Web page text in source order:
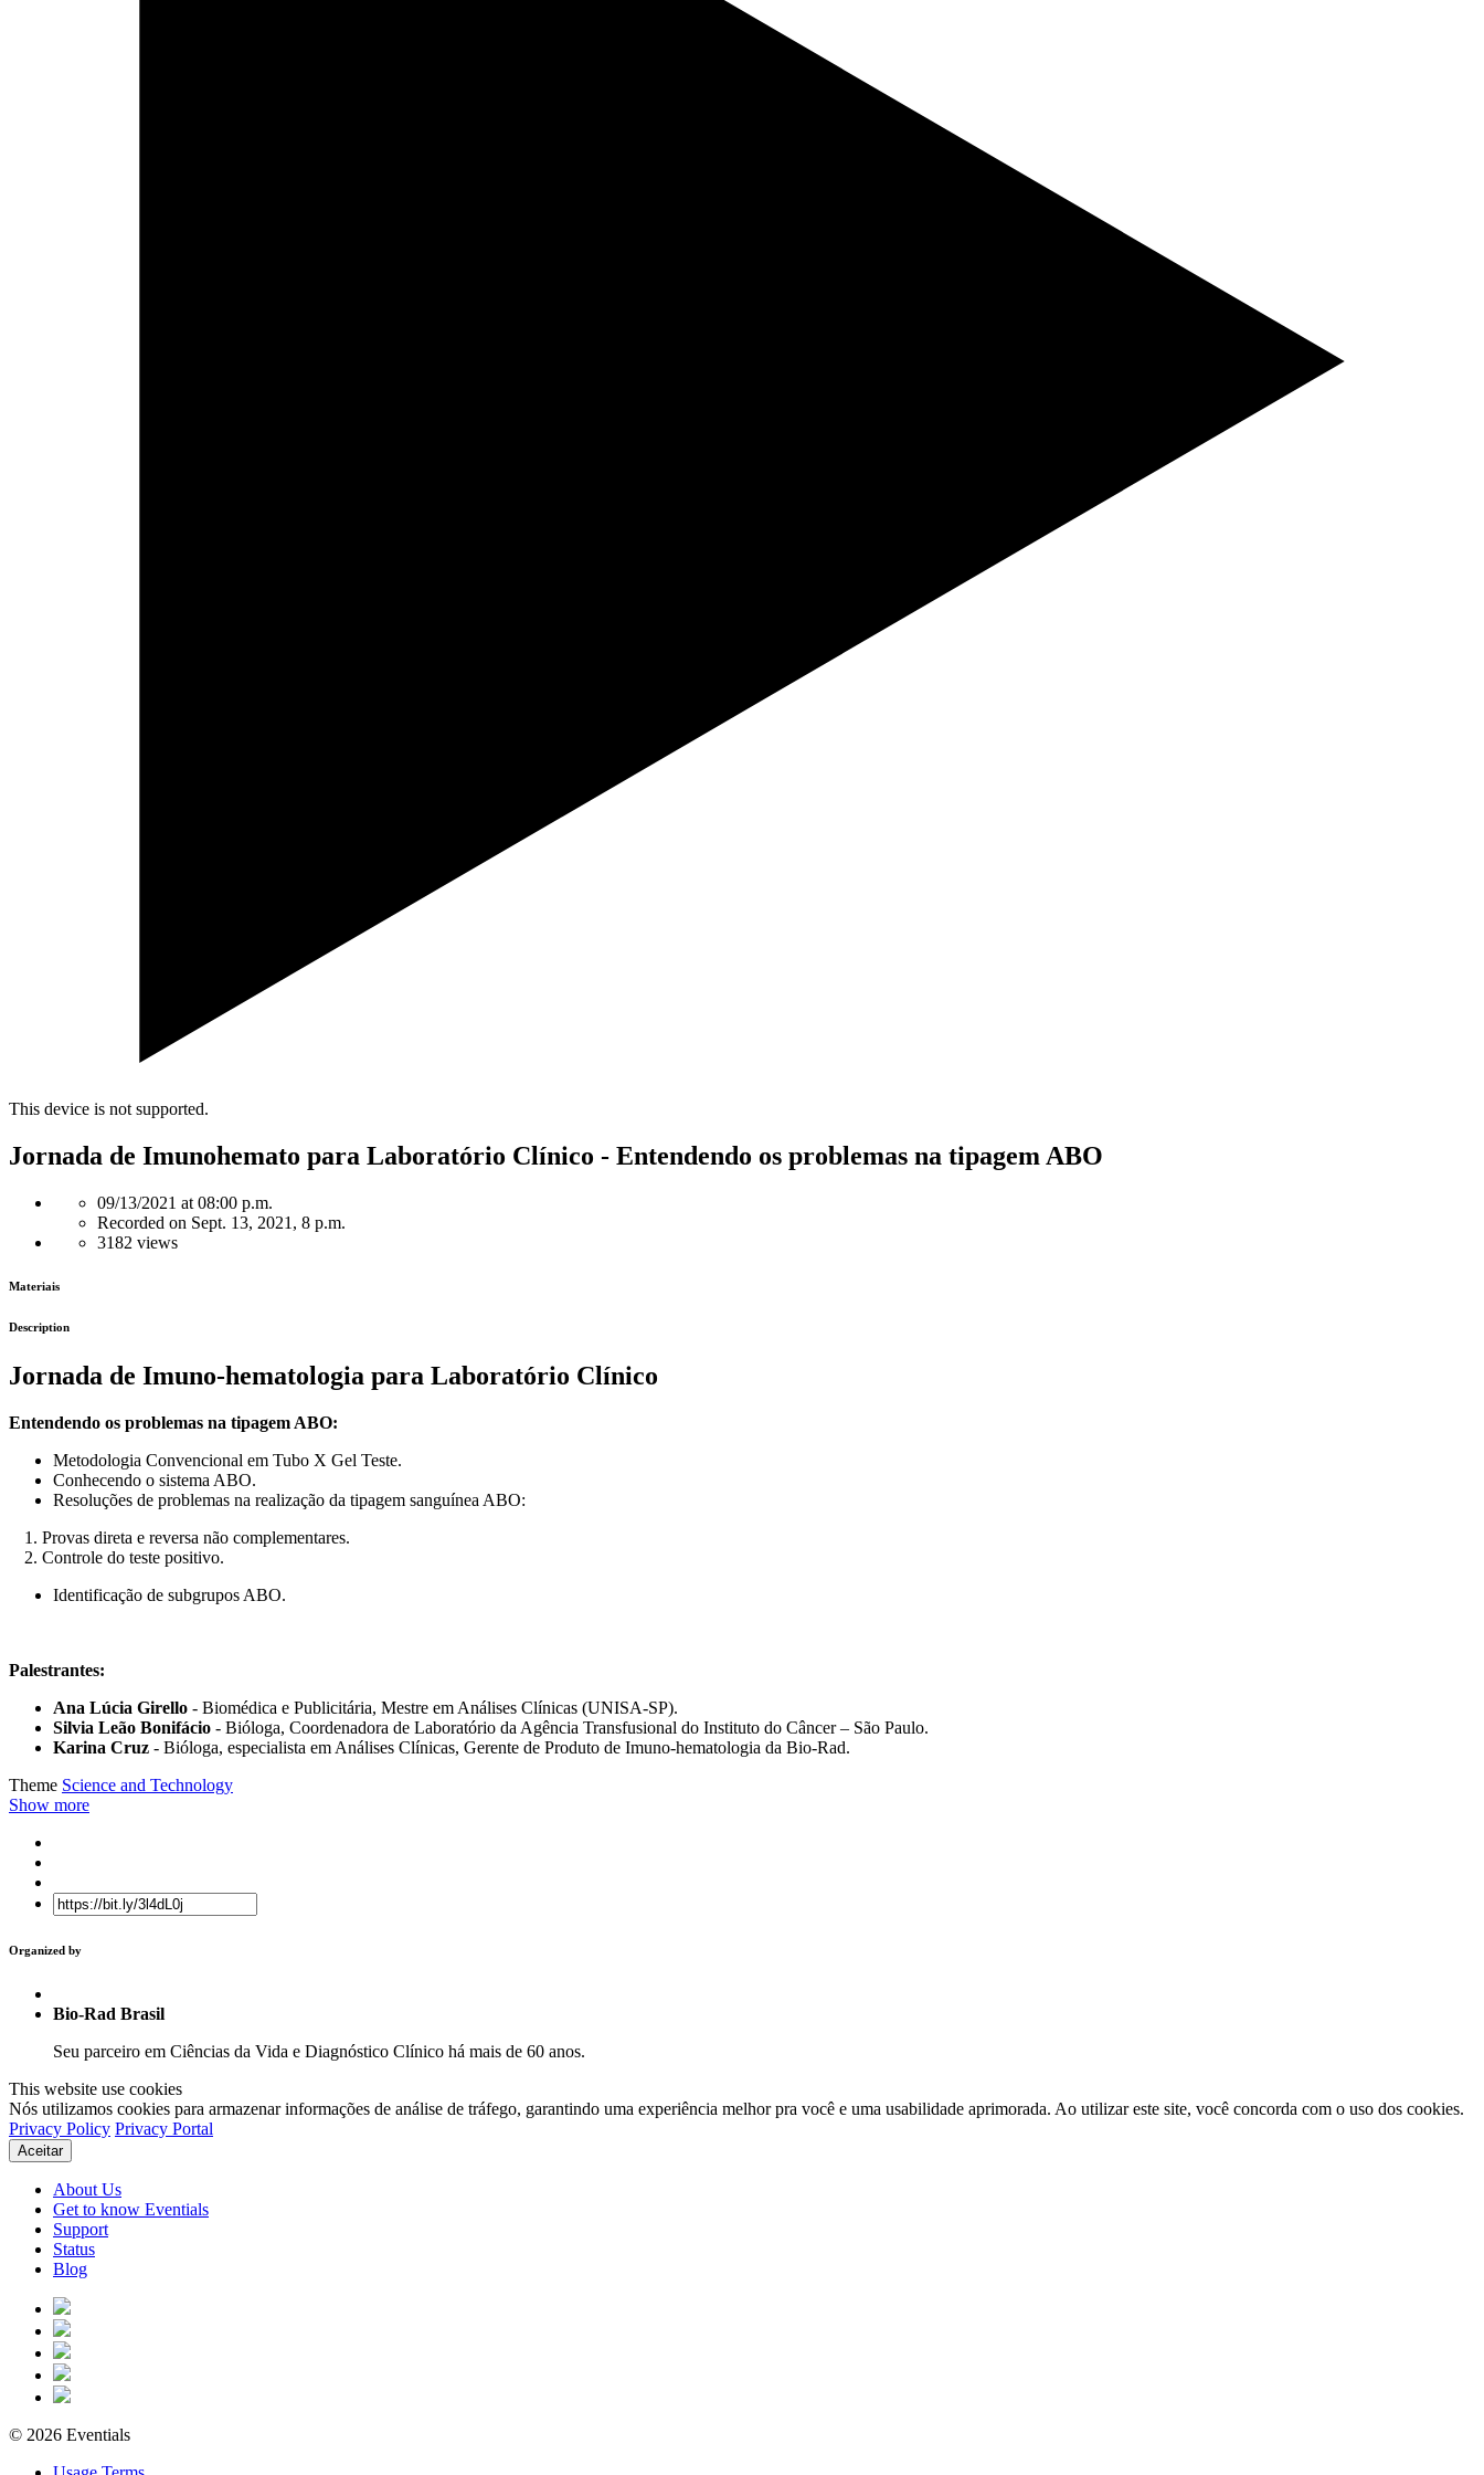
This device is not supported.
Jornada de Imunohemato para Laboratório Clínico - Entendendo os problemas na tipagem ABO
09/13/2021 at 08:00 p.m.
Recorded on Sept. 13, 2021, 8 p.m.
3182 views
Materiais
Description
Jornada de Imuno-hematologia para Laboratório Clínico
Entendendo os problemas na tipagem ABO:
Metodologia Convencional em Tubo X Gel Teste.
Conhecendo o sistema ABO.
Resoluções de problemas na realização da tipagem sanguínea ABO:
Provas direta e reversa não complementares.
Controle do teste positivo.
Identificação de subgrupos ABO.
Palestrantes:
Ana Lúcia Girello - Biomédica e Publicitária, Mestre em Análises Clínicas (UNISA-SP).
Silvia Leão Bonifácio - Bióloga, Coordenadora de Laboratório da Agência Transfusional do Instituto do Câncer – São Paulo.
Karina Cruz - Bióloga, especialista em Análises Clínicas, Gerente de Produto de Imuno-hematologia da Bio-Rad.
Theme Science and Technology
Show more
Organized by
Bio-Rad Brasil
Seu parceiro em Ciências da Vida e Diagnóstico Clínico há mais de 60 anos.
This website use cookies
Nós utilizamos cookies para armazenar informações de análise de tráfego, garantindo uma experiência melhor pra você e uma usabilidade aprimorada. Ao utilizar este site, você concorda com o uso dos cookies.
Privacy Policy Privacy Portal
Aceitar
About Us
Get to know Eventials
Support
Status
Blog
© 2026 Eventials